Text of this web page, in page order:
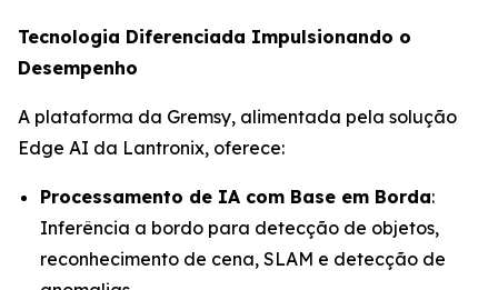
Tecnologia Diferenciada Impulsionando o
Desempenho
A plataforma da Gremsy, alimentada pela solução
Edge AI da Lantronix, oferece:
Processamento de IA com Base em Borda:
Inferência a bordo para detecção de objetos,
reconhecimento de cena, SLAM e detecção de